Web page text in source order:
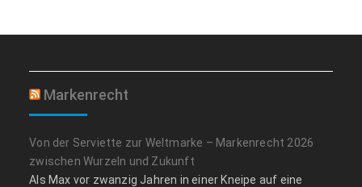
Markenrecht
Von der Serviette zur Weltmarke – Markenrecht 2026
zwischen Wurzeln und Zukunft
Als Max vor zwanzig Jahren in einer Kneipe auf eine